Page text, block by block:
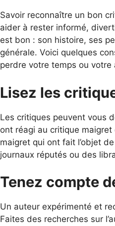
Savoir reconnaître un bon
aider à rester informé,
est bon : son histoire, ses
générale. Voici quelques
perdre votre temps ou votre
Lisez les
Les critiques peuvent vous
ont réagi au critique
maigret qui ont fait l’objet
journaux réputés ou des
Tenez compte
Un auteur expérimenté et
Faites des recherches sur